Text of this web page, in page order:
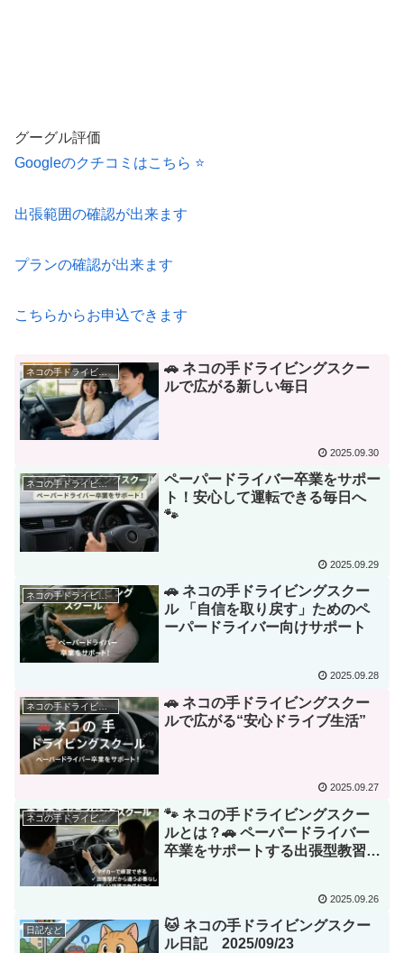
グーグル評価
Googleのクチコミはこちら ⭐️
出張範囲の確認が出来ます
プランの確認が出来ます
こちらからお申込できます
ネコの手ドライビングスクールについて
🚗 ネコの手ドライビングスクー
ルで広がる新しい毎日
2025.09.30
ネコの手ドライビングスクールについて
ペーパードライバー卒業をサポー
ト！安心して運転できる毎日へ
🐾
2025.09.29
ネコの手ドライビングスクールについて
🚗 ネコの手ドライビングスクー
ル 「自信を取り戻す」ためのペ
ーパードライバー向けサポート
2025.09.28
ネコの手ドライビングスクールについて
🚗 ネコの手ドライビングスクー
ルで広がる“安心ドライブ生活”
2025.09.27
ネコの手ドライビングスクールについて
🐾 ネコの手ドライビングスクー
ルとは？🚗 ペーパードライバー
卒業をサポートする出張型教習サ
2025.09.26
日記など
🐱 ネコの手ドライビングスクー
ル日記 2025/09/23